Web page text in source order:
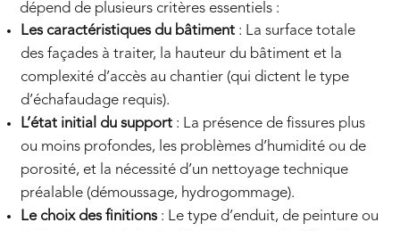
dépend de plusieurs critères essentiels :
Les caractéristiques du bâtiment : La surface totale
des façades à traiter, la hauteur du bâtiment et la
complexité d’accès au chantier (qui dictent le type
d’échafaudage requis).
L’état initial du support : La présence de fissures plus
ou moins profondes, les problèmes d’humidité ou de
porosité, et la nécessité d’un nettoyage technique
préalable (démoussage, hydrogommage).
Le choix des finitions : Le type d’enduit, de peinture ou